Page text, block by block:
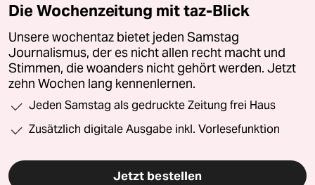
Die Wochenzeitung mit taz-Blick
Unsere wochentaz bietet jeden Samstag
Journalismus, der es nicht allen recht macht und
Stimmen, die woanders nicht gehört werden. Jetzt
zehn Wochen lang kennenlernen.
Jeden Samstag als gedruckte Zeitung frei Haus
Zusätzlich digitale Ausgabe inkl. Vorlesefunktion
Jetzt bestellen